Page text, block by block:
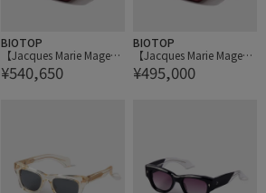
BIOTOP
【Jacques Marie Mage】
Natrona Bracelet
¥540,650
BIOTOP
【Jacques Marie Mage】
Natrona Bracelet - Burnis
hed Silver
¥495,000